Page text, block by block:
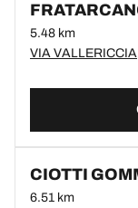
5.48 km
VIA
CIOTTI
6.51 km